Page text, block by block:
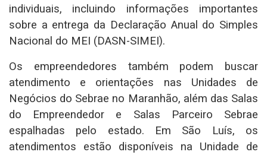
individuais, incluindo informações importantes
sobre a entrega da Declaração Anual do Simples
Nacional do MEI (DASN-SIMEI).
Os empreendedores também podem buscar
atendimento e orientações nas Unidades de
Negócios do Sebrae no Maranhão, além das Salas
do Empreendedor e Salas Parceiro Sebrae
espalhadas pelo estado. Em São Luís, os
atendimentos estão disponíveis na Unidade de